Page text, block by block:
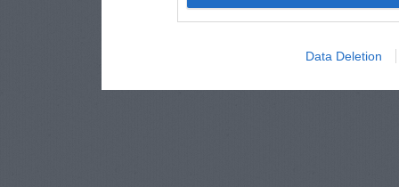
Data Deletion